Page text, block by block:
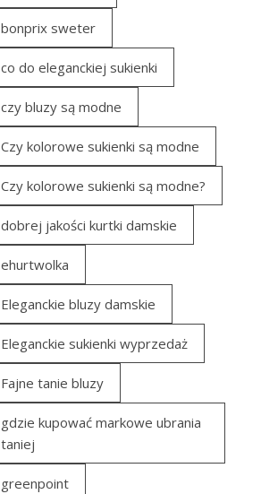
bonprix sweter
co do eleganckiej sukienki
czy bluzy są modne
Czy kolorowe sukienki są modne
Czy kolorowe sukienki są modne?
dobrej jakości kurtki damskie
ehurtwolka
Eleganckie bluzy damskie
Eleganckie sukienki wyprzedaż
Fajne tanie bluzy
gdzie kupować markowe ubrania
taniej
greenpoint